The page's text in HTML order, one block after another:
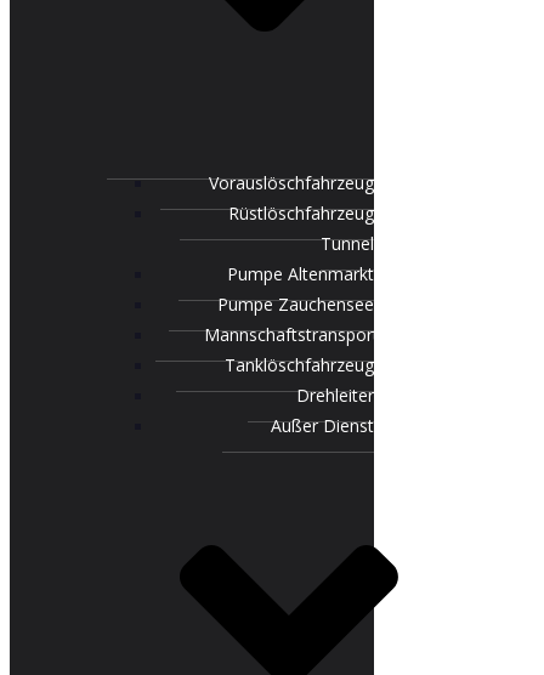
Vorauslöschfahrzeug
Rüstlöschfahrzeug
Tunnel
Pumpe Altenmarkt
Pumpe Zauchensee
Mannschaftstransportfahrzeug
Tanklöschfahrzeug
Drehleiter
Außer Dienst